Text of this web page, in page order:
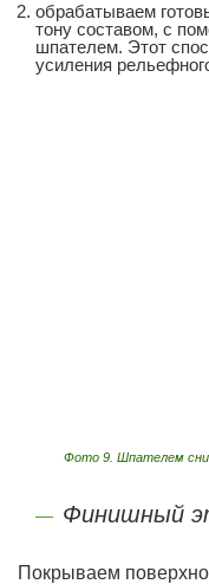
обрабатываем
тону составом, с
шпателем. Этот
усиления
Фото 9. Шпателем
Финишный
Покрываем